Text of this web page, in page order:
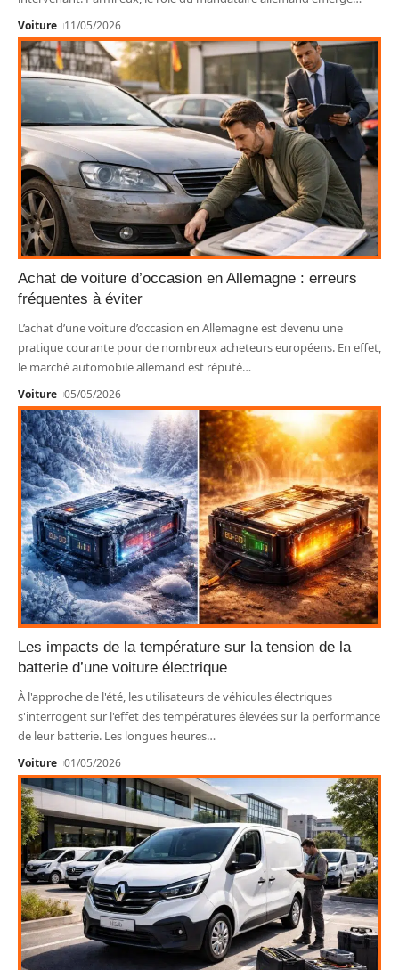
Voiture 11/05/2026
Achat de voiture d’occasion en Allemagne : erreurs
fréquentes à éviter
L’achat d’une voiture d’occasion en Allemagne est devenu une
pratique courante pour de nombreux acheteurs européens. En effet,
le marché automobile allemand est réputé…
Voiture 05/05/2026
Les impacts de la température sur la tension de la
batterie d’une voiture électrique
À l'approche de l'été, les utilisateurs de véhicules électriques
s'interrogent sur l'effet des températures élevées sur la performance
de leur batterie. Les longues heures…
Voiture 01/05/2026